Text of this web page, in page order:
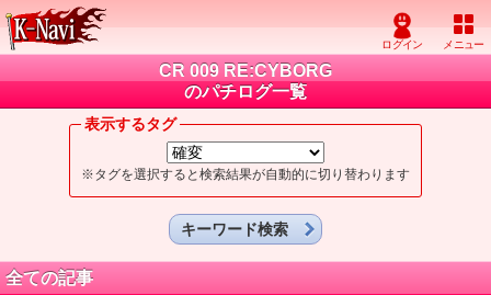
CR 009 RE:CYBORG
のパチログ一覧
表示するタグ
※タグを選択すると検索結果が自動的に切り替わります
キーワード検索
全ての記事